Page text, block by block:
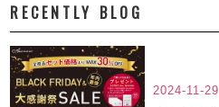
RECENTLY BLOG
2024-11-29